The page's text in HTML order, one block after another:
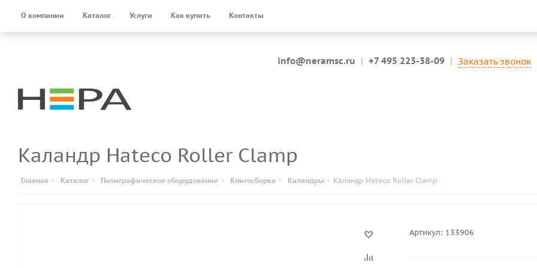
О компании Каталог Услуги Как купить Контакты
info@neramsc.ru | +7 495 223-38-09 | Заказать звонок
Каландр Hateco Roller Clamp
Главная - Каталог - Полиграфическое оборудование - Книгосборка - Каландры - Каландр Hateco Roller Clamp
Артикул: 133906